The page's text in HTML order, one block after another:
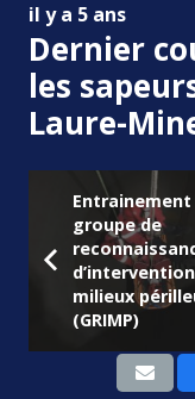
il y a 5 ans
Dernier
les
Laure-
Entrainement
groupe de
milieux
(GRIMP)